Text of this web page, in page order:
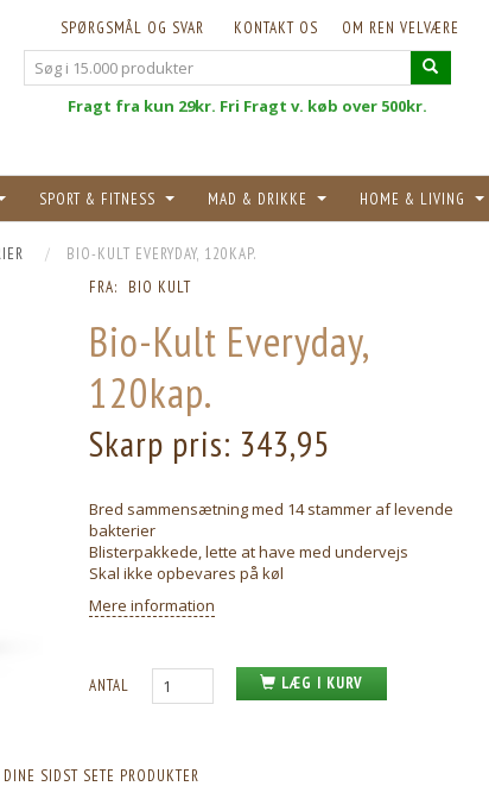
OM REN VELVÆRE
KONTAKT OS
SPØRGSMÅL OG SVAR
Fragt fra kun 29kr. Fri Fragt v. køb over 500kr.
SPORT & FITNESS MAD & DRIKKE HOME & LIVING
BIO-KULT EVERYDAY, 120KAP.
FRA: BIO KULT
Bio-Kult Everyday,
120kap.
Skarp pris: 343,95
Bred sammensætning med 14 stammer af levende
bakterier
Blisterpakkede, lette at have med undervejs
Skal ikke opbevares på køl
Mere information
ANTAL LÆG I KURV
DINE SIDST SETE PRODUKTER